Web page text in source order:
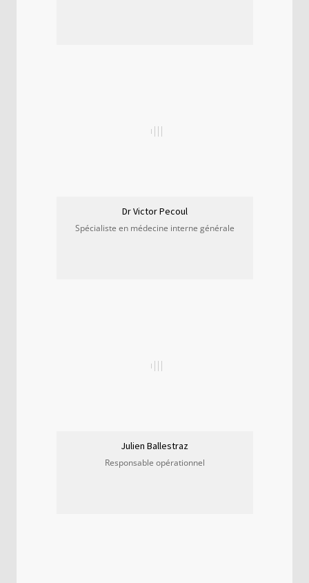
Dr Victor Pecoul
Spécialiste en médecine interne générale
Julien Ballestraz
Responsable opérationnel